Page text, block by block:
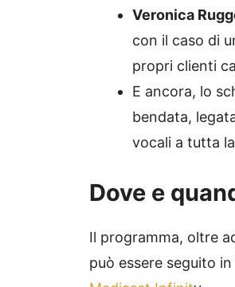
Veronica
con il caso di
propri clienti
E ancora, lo
bendata,
vocali a tutta
Dove e
Il programma, oltre
può essere seguito in